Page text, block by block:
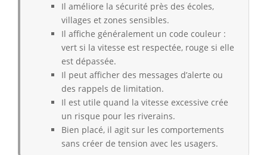
Il améliore la sécurité près des écoles,
villages et zones sensibles.
Il affiche généralement un code couleur :
vert si la vitesse est respectée, rouge si elle
est dépassée.
Il peut afficher des messages d’alerte ou
des rappels de limitation.
Il est utile quand la vitesse excessive crée
un risque pour les riverains.
Bien placé, il agit sur les comportements
sans créer de tension avec les usagers.